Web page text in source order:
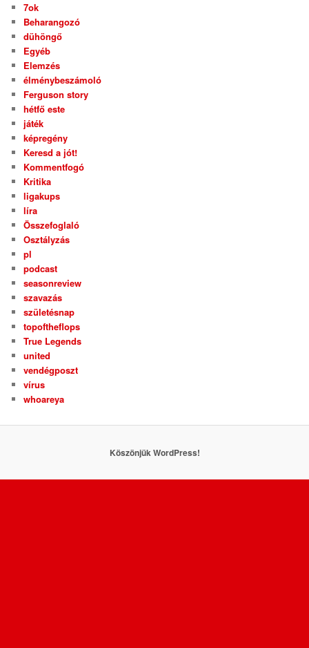
7ok
Beharangozó
dühöngő
Egyéb
Elemzés
élménybeszámoló
Ferguson story
hétfő este
játék
képregény
Keresd a jót!
Kommentfogó
Kritika
ligakups
líra
Összefoglaló
Osztályzás
pl
podcast
seasonreview
szavazás
születésnap
topoftheflops
True Legends
united
vendégposzt
vírus
whoareya
Köszönjük WordPress!